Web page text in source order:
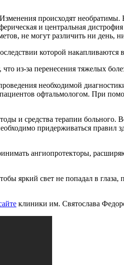
происходят
и центральная
не могут различить ни день,
которой
из-за перенесения тяжелых
необходимой
офтальмологом. При
и средства терапии больного.
придерживаться правил
ангиопротекторы,
яркий свет не попадал в глаза,
клиники им. Святослава